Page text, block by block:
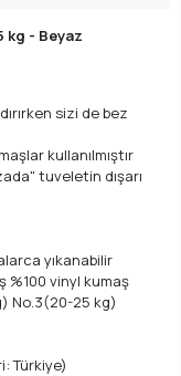
kg - Beyaz
sizi de bez
kullanılmıştır
tuveletin dışarı
yıkanabilir
%100 vinyl kumaş
No.3(20-25 kg)
Türkiye)